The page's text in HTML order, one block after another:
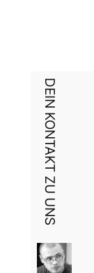
DEIN KONTAKT ZU UNS